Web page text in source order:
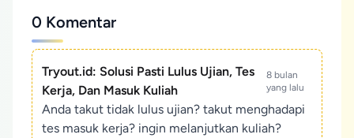
0 Komentar
Tryout.id: Solusi Pasti Lulus Ujian, Tes
Kerja, Dan Masuk Kuliah
8 bulan
yang lalu
Anda takut tidak lulus ujian? takut menghadapi
tes masuk kerja? ingin melanjutkan kuliah?